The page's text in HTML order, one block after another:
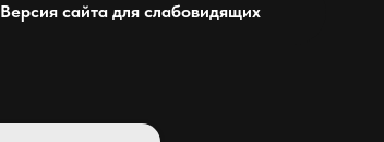
Версия сайта для слабовидящих